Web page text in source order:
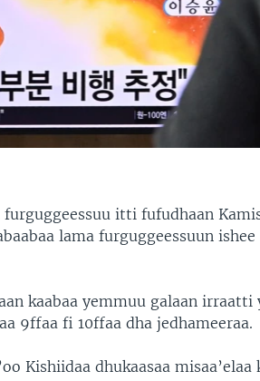
itti fufudhaan
lama furguggeessuun ishee
kaabaa yemmuu galaan irraatti
9ffaa fi 10ffaa dha jedhameeraa.
Kishiidaa dhukaasaa misaa’elaa